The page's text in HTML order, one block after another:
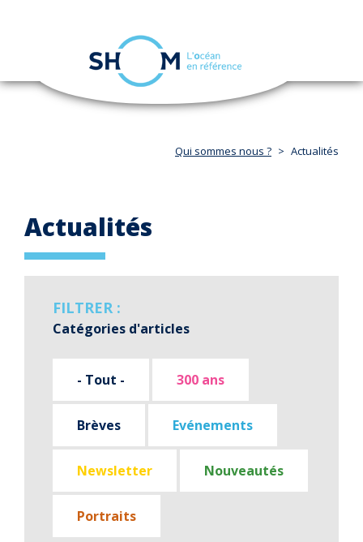
Aller
navigation
Qui sommes nous ? Actualités
Actualités
FILTRER :
Catégories d'articles
- Tout - 300 ans
Brèves Evénements
Newsletter Nouveautés
Portraits